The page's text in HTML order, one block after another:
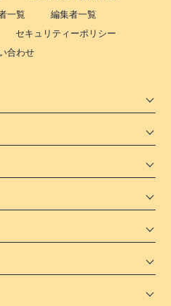
一覧
編集者一覧
セキュリティーポリシー
合わせ